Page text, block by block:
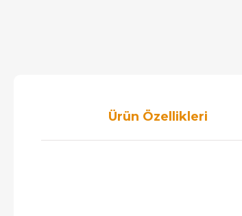
Ürün Özellikleri